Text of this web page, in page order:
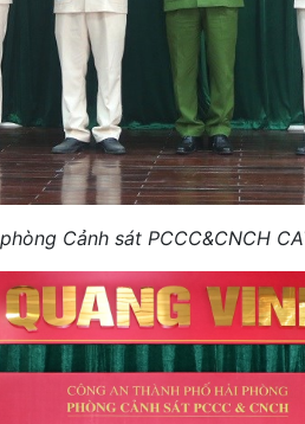
Cảnh sát PCCC&CNCH